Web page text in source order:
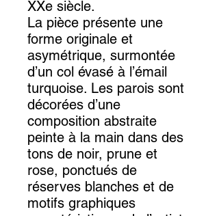
XXe siècle.
La pièce présente une
forme originale et
asymétrique, surmontée
d’un col évasé à l’émail
turquoise. Les parois sont
décorées d’une
composition abstraite
peinte à la main dans des
tons de noir, prune et
rose, ponctués de
réserves blanches et de
motifs graphiques